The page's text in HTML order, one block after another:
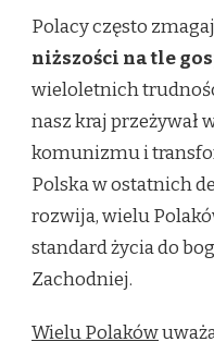
Polacy często
niższości na tle
wieloletnich
nasz kraj przeżywał
komunizmu i
Polska w ostatnich
rozwija, wielu
standard życia do
Zachodniej.
Wielu Polaków